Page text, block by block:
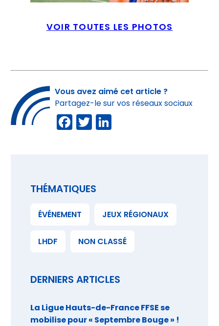
VOIR TOUTES LES PHOTOS
Vous avez aimé cet article ?
Partagez-le sur vos réseaux sociaux
Facebook
Twitter
THÉMATIQUES
ÉVÉNEMENT JEUX RÉGIONAUX
LHDF NON CLASSÉ
DERNIERS ARTICLES
La Ligue Hauts-de-France FFSE se
mobilise pour « Septembre Bouge » !